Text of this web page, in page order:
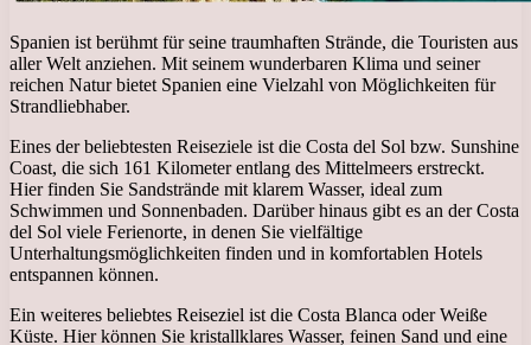
Spanien ist berühmt für seine traumhaften Strände, die Touristen aus
aller Welt anziehen. Mit seinem wunderbaren Klima und seiner
reichen Natur bietet Spanien eine Vielzahl von Möglichkeiten für
Strandliebhaber.
Eines der beliebtesten Reiseziele ist die Costa del Sol bzw. Sunshine
Coast, die sich 161 Kilometer entlang des Mittelmeers erstreckt.
Hier finden Sie Sandstrände mit klarem Wasser, ideal zum
Schwimmen und Sonnenbaden. Darüber hinaus gibt es an der Costa
del Sol viele Ferienorte, in denen Sie vielfältige
Unterhaltungsmöglichkeiten finden und in komfortablen Hotels
entspannen können.
Ein weiteres beliebtes Reiseziel ist die Costa Blanca oder Weiße
Küste. Hier können Sie kristallklares Wasser, feinen Sand und eine